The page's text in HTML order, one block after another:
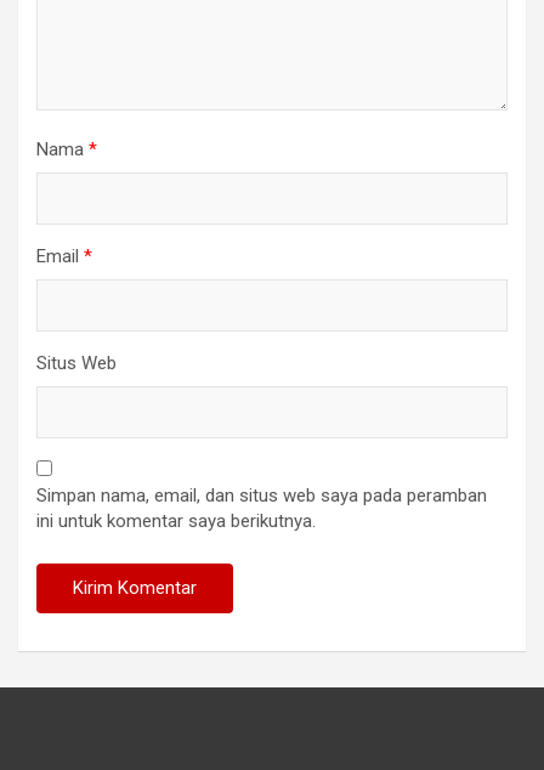
Nama *
Email *
Situs Web
Simpan nama, email, dan situs web saya pada peramban
ini untuk komentar saya berikutnya.